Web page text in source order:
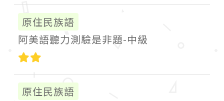
原住民族語
阿美語聽力測驗是非題-中級
原住民族語